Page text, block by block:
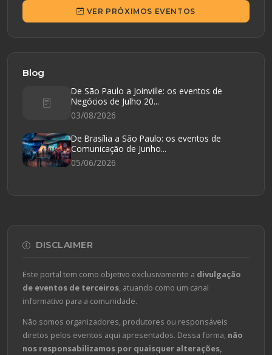
VER PRÓXIMOS EVENTOS
Blog
De São Paulo a Joinville: os eventos de
Negócios de Julho 20...
03/08/2026
De Brasília a São Paulo: os eventos de
Comunicação de Junho...
05/06/2026
DISCLAIMER
Este portal tem como objetivo exclusivamente a divulgação
de eventos de terceiros, atuando como um canal
informativo para a comunidade.
Não somos organizadores, produtores ou responsáveis
diretos pelos eventos aqui apresentados. Dessa forma, não
nos responsabilizamos por quaisquer alterações,